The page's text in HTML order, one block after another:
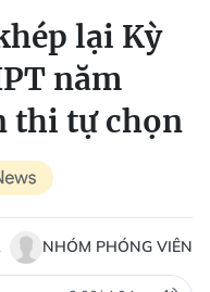
lại Kỳ
năm
thi tự chọn
NHÓM PHÓNG VIÊN